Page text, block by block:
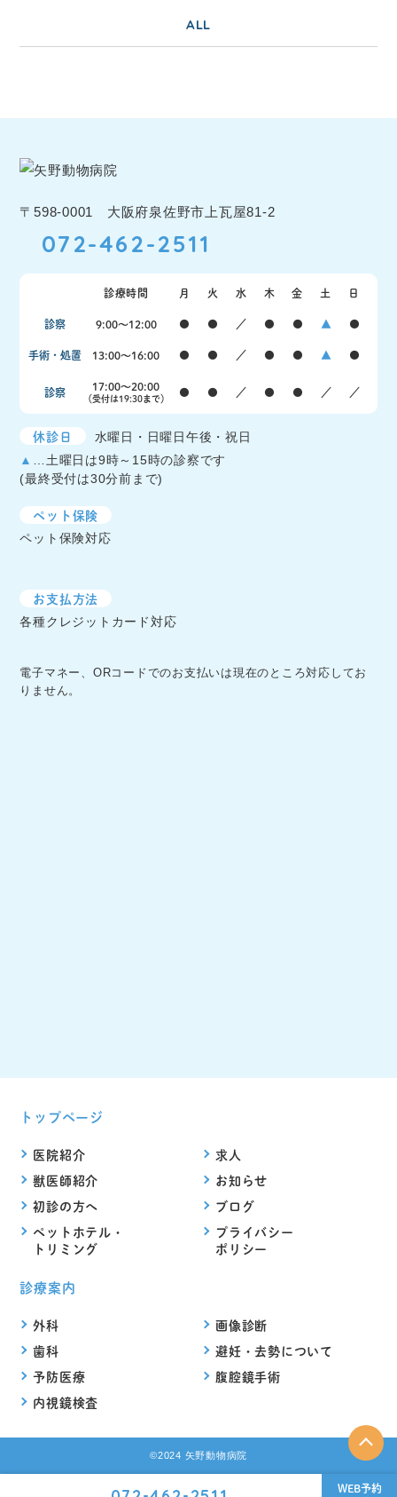
WEB予約
ALL
〒598-0001 大阪府泉佐野市上瓦屋81-2
072-462-2511
診療時間 月 火 水 木 金 土 日
診察 9:00〜12:00 ● ● ／ ● ● ▲ ●
手術・処置 13:00〜16:00 ● ● ／ ● ● ▲ ●
診察 17:00〜20:00
（受付は19:30まで） ● ● ／ ● ● ／ ／
休診日
水曜日・日曜日午後・祝日
▲
…土曜日は9時～15時の診察です
(最終受付は30分前まで)
ペット保険
ペット保険対応
お支払方法
各種クレジットカード対応
電子マネー、ORコードでのお支払いは現在のところ対応してお
りません。
トップページ
医院紹介
獣医師紹介
初診の方へ
ペットホテル・
トリミング
求人
お知らせ
ブログ
プライバシー
ポリシー
診療案内
外科
歯科
予防医療
内視鏡検査
画像診断
避妊・去勢について
腹腔鏡手術
©2024 矢野動物病院